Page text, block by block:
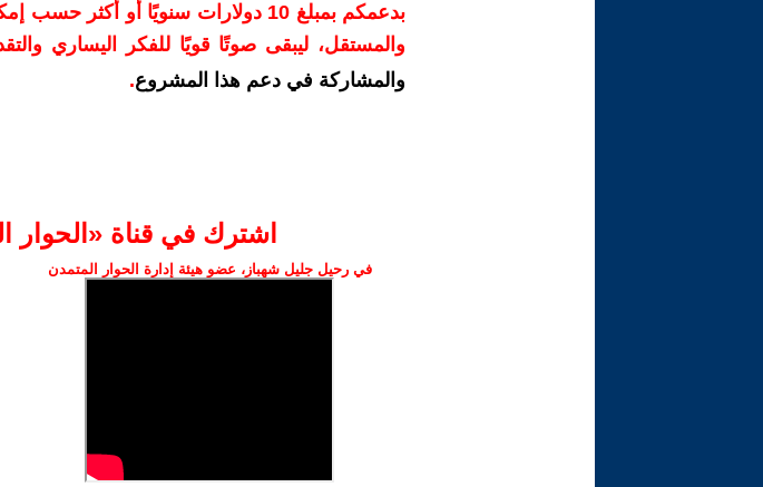
بدعمكم بمبلغ 10 دولارات سنويًا أو
والمستقل، ليبقى صوتًا قويًا للفكر اليساري
والمشاركة في دعم هذا المشروع.
اشترك في قناة ‫«الحوار
في رحيل جليل شهباز، عضو هيئة إدارة الحوار المتمدن